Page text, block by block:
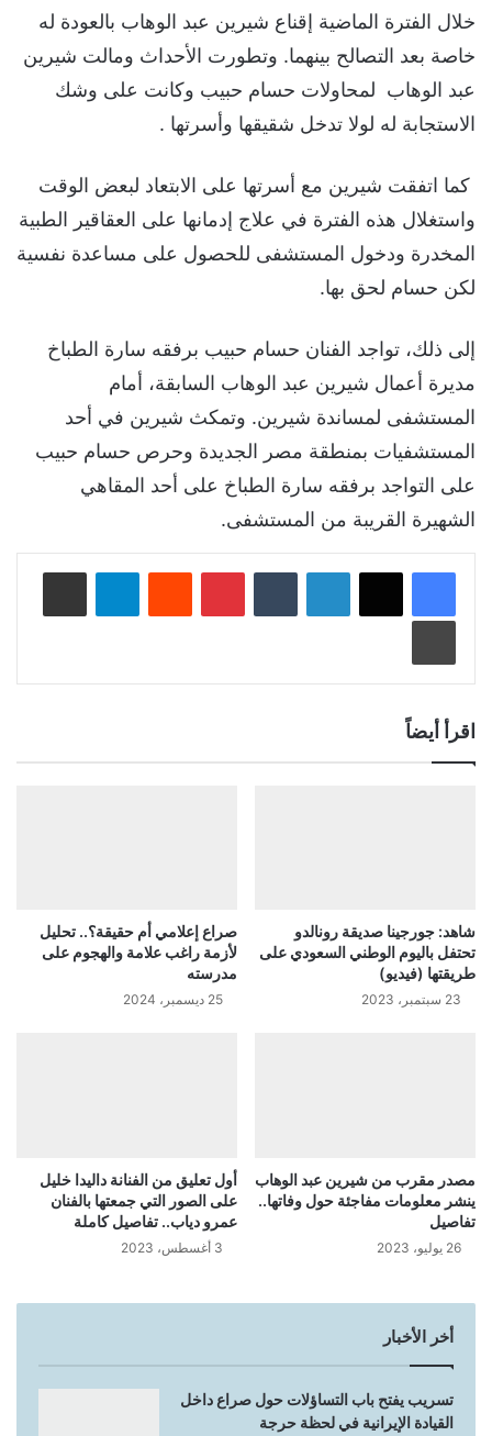
خلال الفترة الماضية إقناع شيرين عبد الوهاب بالعودة له
خاصة بعد التصالح بينهما. وتطورت الأحداث ومالت شيرين
عبد الوهاب لمحاولات حسام حبيب وكانت على وشك
الاستجابة له لولا تدخل شقيقها وأسرتها .
كما اتفقت شيرين مع أسرتها على الابتعاد لبعض الوقت
واستغلال هذه الفترة في علاج إدمانها على العقاقير الطبية
المخدرة ودخول المستشفى للحصول على مساعدة نفسية
لكن حسام لحق بها.
إلى ذلك، تواجد الفنان حسام حبيب برفقه سارة الطباخ
مديرة أعمال شيرين عبد الوهاب السابقة، أمام
المستشفى لمساندة شيرين. وتمكث شيرين في أحد
المستشفيات بمنطقة مصر الجديدة وحرص حسام حبيب
على التواجد برفقه سارة الطباخ على أحد المقاهي
الشهيرة القريبة من المستشفى.
لينكدإن بينتيريست
اقرأ أيضاً
شاهد: جورجينا صديقة رونالدو
تحتفل باليوم الوطني السعودي على
طريقتها (فيديو)
23 سبتمبر، 2023
صراع إعلامي أم حقيقة؟.. تحليل
لأزمة راغب علامة والهجوم على
مدرسته
25 ديسمبر، 2024
مصدر مقرب من شيرين عبد الوهاب
ينشر معلومات مفاجئة حول وفاتها..
تفاصيل
26 يوليو، 2023
أول تعليق من الفنانة داليدا خليل
على الصور التي جمعتها بالفنان
عمرو دياب.. تفاصيل كاملة
3 أغسطس، 2023
أخر الأخبار
تسريب يفتح باب التساؤلات حول صراع داخل
القيادة الإيرانية في لحظة حرجة